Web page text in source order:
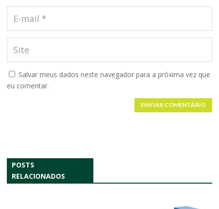
Salvar meus dados neste navegador para a próxima vez que
eu comentar.
ENVIAR COMENTÁRIO
POSTS
RELACIONADOS